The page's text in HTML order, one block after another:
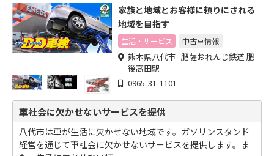
家族と地域とお客様に頼りにされる
地域を目指す
生活・サービス 中古車情報
熊本県八代市 肥薩おれんじ鉄道 肥
後高田駅
0965-31-1101
車社会に欠かせないサービスを提供
八代市は車が生活に欠かせない地域です。ガソリンスタンド
経営を通じて車社会に欠かせないサービスを提供します。ま